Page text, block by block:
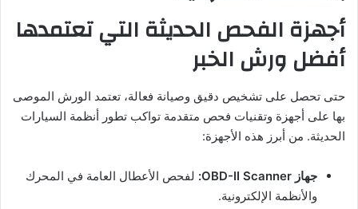
أجهزة الفحص الحديثة التي تعتمدها
أفضل ورش الخبر
حتى تحصل على تشخيص دقيق وصيانة فعالة، تعتمد الورش الموصى
بها على أجهزة وتقنيات فحص متقدمة تواكب تطور أنظمة السيارات
الحديثة. من أبرز هذه الأجهزة:
جهاز OBD-II Scanner:
لفحص الأعطال العامة في المحرك
والأنظمة الإلكترونية.